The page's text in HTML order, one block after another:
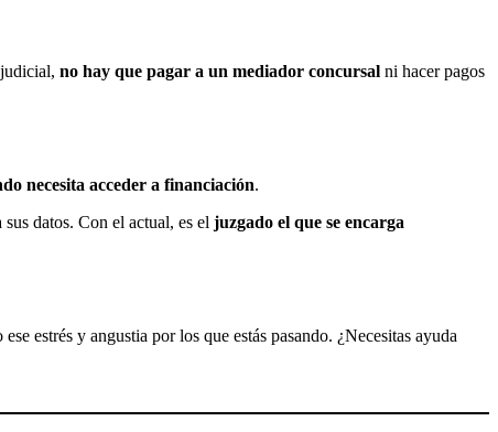
no hay que pagar a un mediador concursal ni hacer pagos
necesita acceder a financiación.
datos. Con el actual, es el juzgado el que se encarga
estrés y angustia por los que estás pasando. ¿Necesitas ayuda